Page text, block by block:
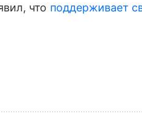
что поддерживает